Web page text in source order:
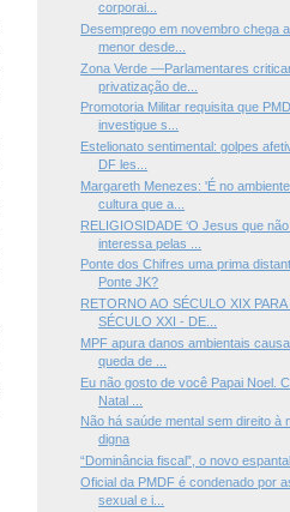
corporai...
Desemprego em novembro chega
menor desde...
Zona Verde —Parlamentares
privatização de...
Promotoria Militar requisita que
investigue s...
Estelionato sentimental: golpes
DF les...
Margareth Menezes: 'É no
cultura que a...
RELIGIOSIDADE ‘O Jesus que
interessa pelas ...
Ponte dos Chifres uma prima
Ponte JK?
RETORNO AO SÉCULO XIX PARA
SÉCULO XXI - DE...
MPF apura danos ambientais
queda de ...
Eu não gosto de você Papai Noel.
Natal ...
Não há saúde mental sem direito à
digna
“Dominância fiscal”, o novo
Oficial da PMDF é condenado por
sexual e i...